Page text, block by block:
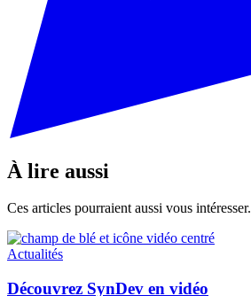
À lire aussi
Ces articles pourraient aussi vous intéresser.
Actualités
Découvrez SynDev en vidéo